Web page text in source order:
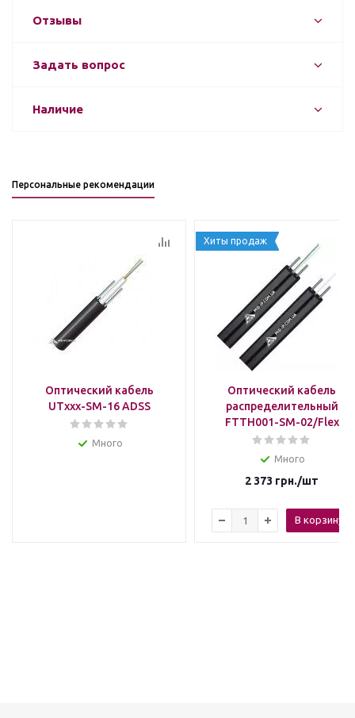
Отзывы
Задать вопрос
Наличие
Персональные рекомендации
Оптический кабель
UTxxx-SM-16 ADSS
Много
Хиты продаж
Оптический кабель
распределительный
FTTH001-SM-02/Flex
Много
2 373 грн./шт
В корзину